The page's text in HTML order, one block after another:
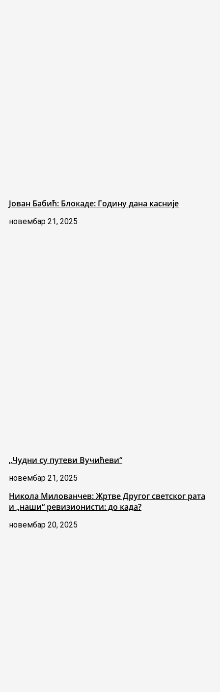
Јован Бабић: Блокаде: Годину дана касније
новембар 21, 2025
„Чудни су путеви Вучићеви“
новембар 21, 2025
Никола Милованчев: Жртве Другог светског рата
и „наши“ ревизионисти: до када?
новембар 20, 2025